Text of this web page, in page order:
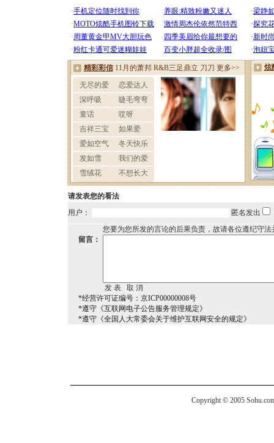
请发表您的看法
用户：
匿名发出
您要为您所发的言论的后果负责，故请各位遵纪守
留言：
*经营许可证编号：京ICP00000008号
*遵守《互联网电子公告服务管理规定》
*遵守《全国人大常委会关于维护互联网安全的规定》
Copyright © 2005